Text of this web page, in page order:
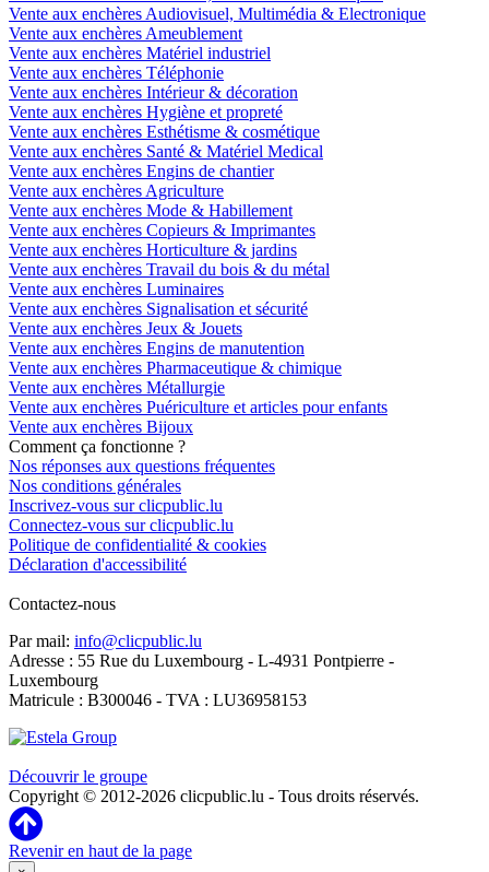
Vente aux enchères Audiovisuel, Multimédia & Electronique
Vente aux enchères Ameublement
Vente aux enchères Matériel industriel
Vente aux enchères Téléphonie
Vente aux enchères Intérieur & décoration
Vente aux enchères Hygiène et propreté
Vente aux enchères Esthétisme & cosmétique
Vente aux enchères Santé & Matériel Medical
Vente aux enchères Engins de chantier
Vente aux enchères Agriculture
Vente aux enchères Mode & Habillement
Vente aux enchères Copieurs & Imprimantes
Vente aux enchères Horticulture & jardins
Vente aux enchères Travail du bois & du métal
Vente aux enchères Luminaires
Vente aux enchères Signalisation et sécurité
Vente aux enchères Jeux & Jouets
Vente aux enchères Engins de manutention
Vente aux enchères Pharmaceutique & chimique
Vente aux enchères Métallurgie
Vente aux enchères Puériculture et articles pour enfants
Vente aux enchères Bijoux
Comment ça fonctionne ?
Nos réponses aux questions fréquentes
Nos conditions générales
Inscrivez-vous sur clicpublic.lu
Connectez-vous sur clicpublic.lu
Politique de confidentialité & cookies
Déclaration d'accessibilité
Contactez-nous
Par mail: info@clicpublic.lu
Adresse : 55 Rue du Luxembourg - L-4931 Pontpierre -
Luxembourg
Matricule : B300046 - TVA : LU36958153
Découvrir le groupe
Copyright © 2012-2026 clicpublic.lu - Tous droits réservés.
Revenir en haut de la page